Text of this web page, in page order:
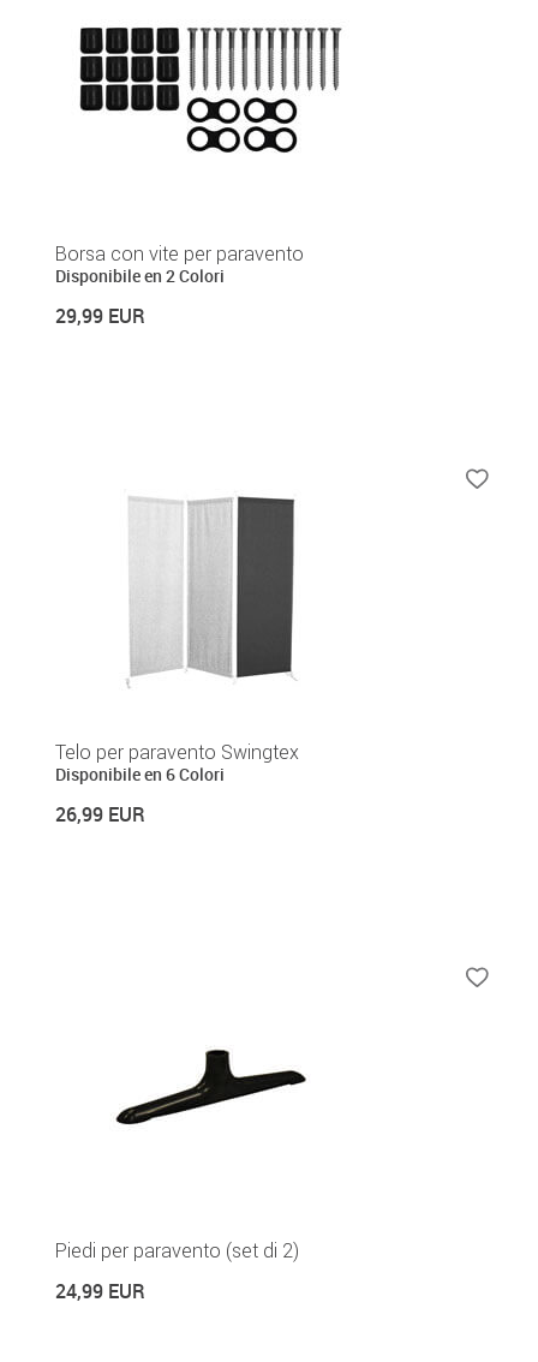
Borsa con vite per paravento
Disponibile en 2 Colori
29,99 EUR
Telo per paravento Swingtex
Disponibile en 6 Colori
26,99 EUR
Piedi per paravento (set di 2)
24,99 EUR